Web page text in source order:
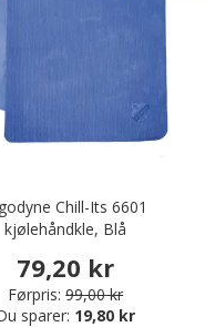
Chill-Its 6601
kjølehåndkle, Blå
79,20 kr
Førpris: 99,00 kr
sparer: 19,80 kr